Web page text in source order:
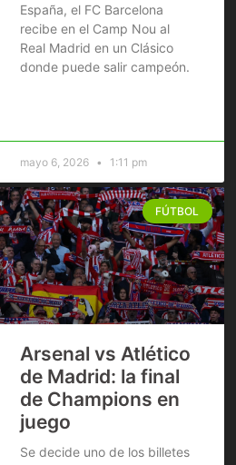
España, el FC Barcelona
recibe en el Camp Nou al
Real Madrid en un Clásico
donde puede salir campeón.
mayo 6, 2026 1:11 pm
FÚTBOL
Arsenal vs Atlético
de Madrid: la final
de Champions en
juego
Se decide uno de los billetes